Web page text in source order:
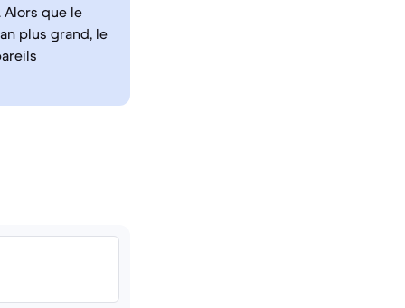
que le
plus grand, le